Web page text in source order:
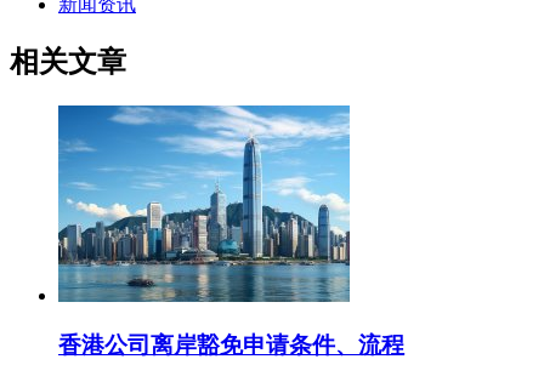
新闻资讯
相关文章
香港公司离岸豁免申请条件、流程